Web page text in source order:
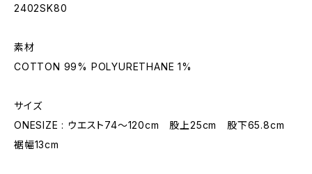
2402SK80
素材
COTTON 99% POLYURETHANE 1%
サイズ
ONESIZE : ウエスト74～120cm 股上25cm 股下65.8cm
裾幅13cm